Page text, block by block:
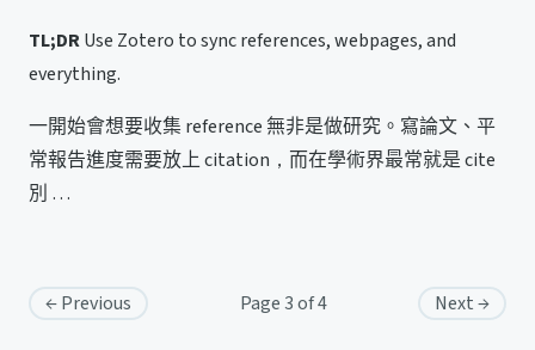
TL;DRUse Zotero to sync references, webpages, and
everything.
一開始會想要收集 reference 無非是做研究。寫論文、平
常報告進度需要放上 citation，而在學術界最常就是 cite
別 …
← Previous Page 3 of 4 Next →